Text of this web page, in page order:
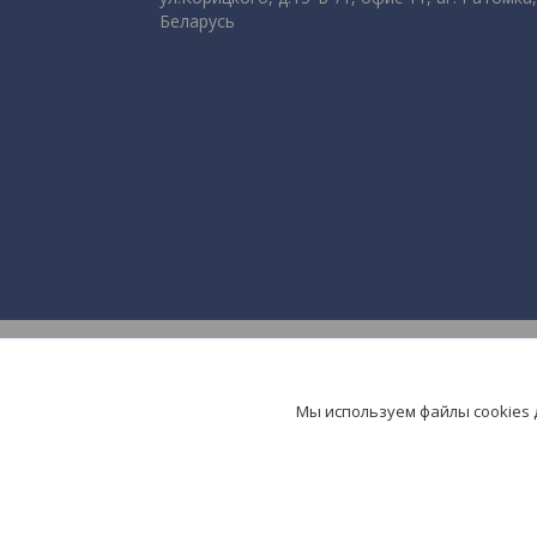
Беларусь
Мы используем файлы cookies